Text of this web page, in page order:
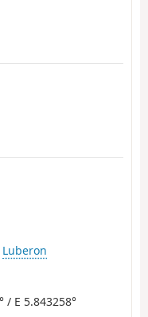
Luberon
/ E 5.843258°